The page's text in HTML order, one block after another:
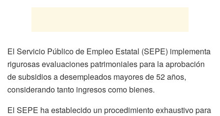
El Servicio Público de Empleo Estatal (SEPE) implementa
rigurosas evaluaciones patrimoniales para la aprobación
de subsidios a desempleados mayores de 52 años,
considerando tanto ingresos como bienes.
El SEPE ha establecido un procedimiento exhaustivo para